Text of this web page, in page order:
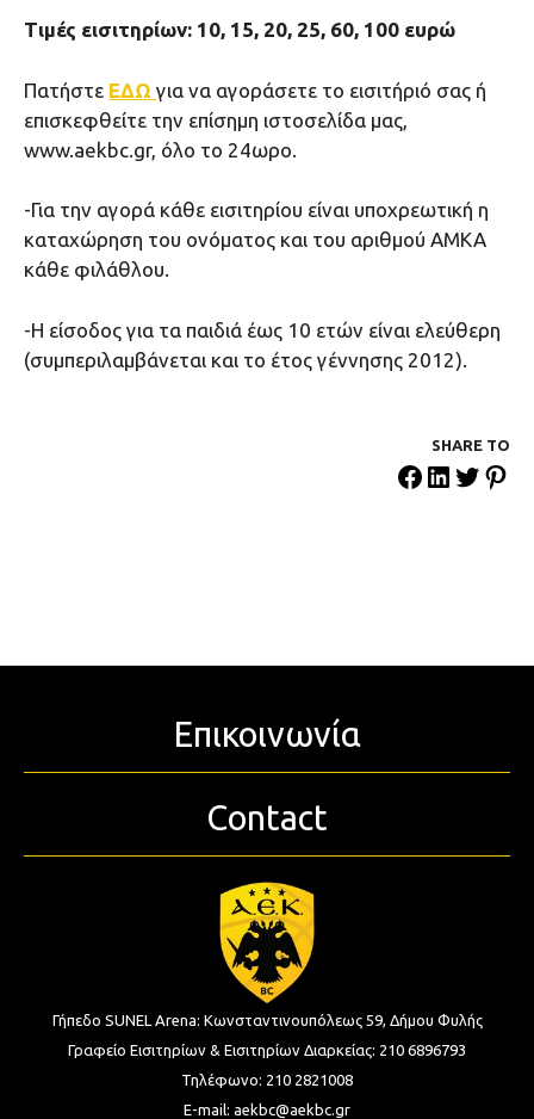
Τιμές εισιτηρίων: 10, 15, 20, 25, 60, 100 ευρώ
Πατήστε ΕΔΩ για να αγοράσετε το εισιτήριό σας ή
επισκεφθείτε την επίσημη ιστοσελίδα μας,
www.aekbc.gr, όλο το 24ωρο.
-Για την αγορά κάθε εισιτηρίου είναι υποχρεωτική η
καταχώρηση του ονόματος και του αριθμού ΑΜΚΑ
κάθε φιλάθλου.
-Η είσοδος για τα παιδιά έως 10 ετών είναι ελεύθερη
(συμπεριλαμβάνεται και το έτος γέννησης 2012).
SHARE ΤΟ
Επικοινωνία
Contact
Γήπεδο SUNEL Arena: Κωνσταντινουπόλεως 59, Δήμου Φυλής
Γραφείο Εισιτηρίων & Εισιτηρίων Διαρκείας: 210 6896793
Τηλέφωνο: 210 2821008
E-mail: aekbc@aekbc.gr